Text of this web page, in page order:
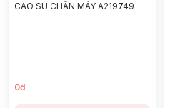
CAO SU CHÂN MÁY A219749
0đ